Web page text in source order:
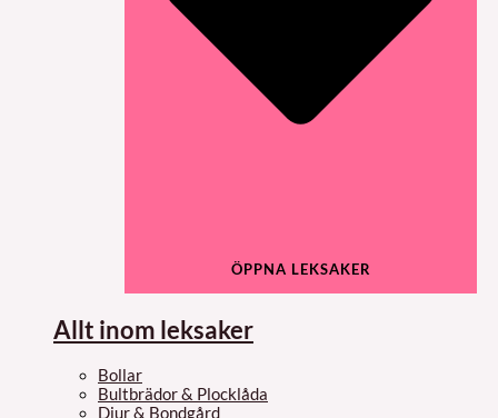
ÖPPNA LEKSAKER
Allt inom leksaker
Bollar
Bultbrädor & Plocklåda
Djur & Bondgård